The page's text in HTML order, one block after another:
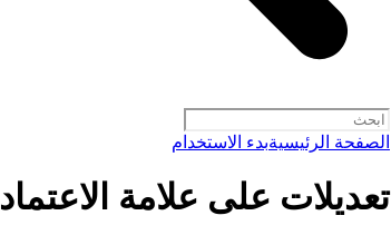
الصفحة الرئيسيةبدء الاستخدام
تعديلات على علامة الاعتماد